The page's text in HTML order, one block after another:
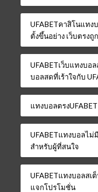
UFABETคาสิโนแทง
ตั้งขึ้นอย่าง เว็บตรง
UFABETเว็บแทงบ
บอลสดที่เร้าใจกับ
แทงบอลตรง
UFABETแทงบอลไ
สำหรับผู้ที่สนใจ
UFABETแทงบอลสเ
แจกโปรโมชั่น